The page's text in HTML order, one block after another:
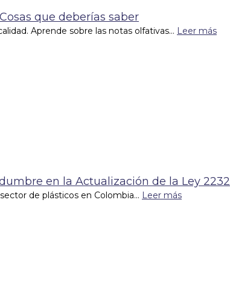
que deberías saber
Aprende sobre las notas olfativas... Leer más
en la Actualización de la Ley 2232
de plásticos en Colombia... Leer más